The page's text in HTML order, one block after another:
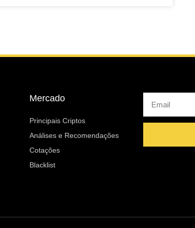
Mercado
Principais Criptos
Análises e Recomendações
Cotações
Blacklist